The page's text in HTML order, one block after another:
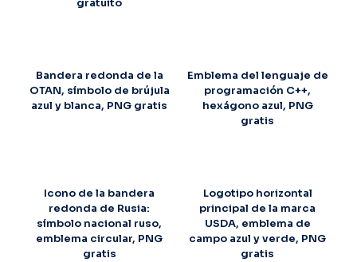
gratuito
Bandera redonda de la
OTAN, símbolo de brújula
azul y blanca, PNG gratis
Emblema del lenguaje de
programación C++,
hexágono azul, PNG
gratis
Icono de la bandera
redonda de Rusia:
símbolo nacional ruso,
emblema circular, PNG
gratis
Logotipo horizontal
principal de la marca
USDA, emblema de
campo azul y verde, PNG
gratis